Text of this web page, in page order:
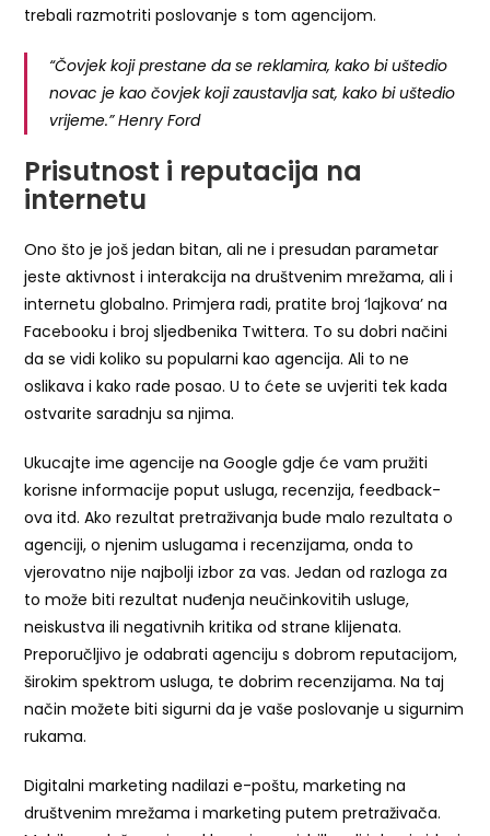
trebali razmotriti poslovanje s tom agencijom.
“Čovjek koji prestane da se reklamira, kako bi uštedio
novac je kao čovjek koji zaustavlja sat, kako bi uštedio
vrijeme.” Henry Ford
Prisutnost i reputacija na
internetu
Ono što je još jedan bitan, ali ne i presudan parametar
jeste aktivnost i interakcija na društvenim mrežama, ali i
internetu globalno. Primjera radi, pratite broj ‘lajkova’ na
Facebooku i broj sljedbenika Twittera. To su dobri načini
da se vidi koliko su popularni kao agencija. Ali to ne
oslikava i kako rade posao. U to ćete se uvjeriti tek kada
ostvarite saradnju sa njima.
Ukucajte ime agencije na Google gdje će vam pružiti
korisne informacije poput usluga, recenzija, feedback-
ova itd. Ako rezultat pretraživanja bude malo rezultata o
agenciji, o njenim uslugama i recenzijama, onda to
vjerovatno nije najbolji izbor za vas. Jedan od razloga za
to može biti rezultat nuđenja neučinkovitih usluge,
neiskustva ili negativnih kritika od strane klijenata.
Preporučljivo je odabrati agenciju s dobrom reputacijom,
širokim spektrom usluga, te dobrim recenzijama. Na taj
način možete biti sigurni da je vaše poslovanje u sigurnim
rukama.
Digitalni marketing nadilazi e-poštu, marketing na
društvenim mrežama i marketing putem pretraživača.